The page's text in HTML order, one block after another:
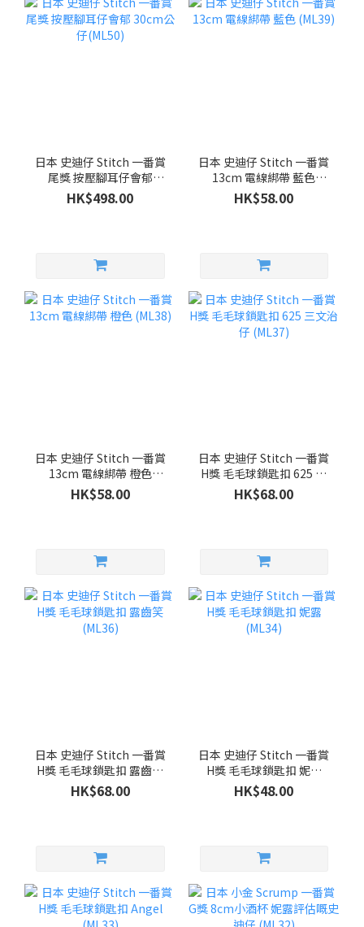
日本 史迪仔 Stitch 一番賞
尾獎 按壓腳耳仔會郁
30cm公仔(ML50)
HK$498.00
日本 史迪仔 Stitch 一番賞
13cm 電線綁帶 藍色
(ML39)
HK$58.00
日本 史迪仔 Stitch 一番賞
13cm 電線綁帶 橙色
(ML38)
HK$58.00
日本 史迪仔 Stitch 一番賞
H獎 毛毛球鎖匙扣 625 三
文治仔 (ML37)
HK$68.00
日本 史迪仔 Stitch 一番賞
H獎 毛毛球鎖匙扣 露齒笑
(ML36)
HK$68.00
日本 史迪仔 Stitch 一番賞
H獎 毛毛球鎖匙扣 妮露
(ML34)
HK$48.00